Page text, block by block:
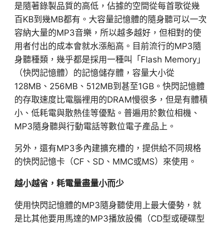
是隨著錄製品質的高低，佔據的空間從每首歌從幾
百KB到幾MB都有。大容量記憶體的隨身聽可以一次
容納大量的MP3音樂，所以越多越好，但相對的使
用者付出的成本會就水漲船高。目前流行的MP3隨
身聽種類，幾乎都是採用一種叫「Flash Memory」
（快閃記憶體）的記憶儲存體，容量大小從
128MB、256MB、512MB到甚至1GB。快閃記憶體
的存取速度比電腦裡用的DRAM慢很多，但是有體積
小、低耗電與散熱佳等優點。普遍用於數位相機、
MP3隨身聽與行動電話等數位電子產品上。
另外，還有MP3多內建擴充槽的，提供給不同規格
的快閃記憶卡（CF、SD、MMC或MS）來使用。
越小越省，耗電量盡量小而少
使用快閃記憶體的MP3隨身聽使用上最大優勢，就
是比其他要用馬達的MP3播放設備（CD型或硬碟型